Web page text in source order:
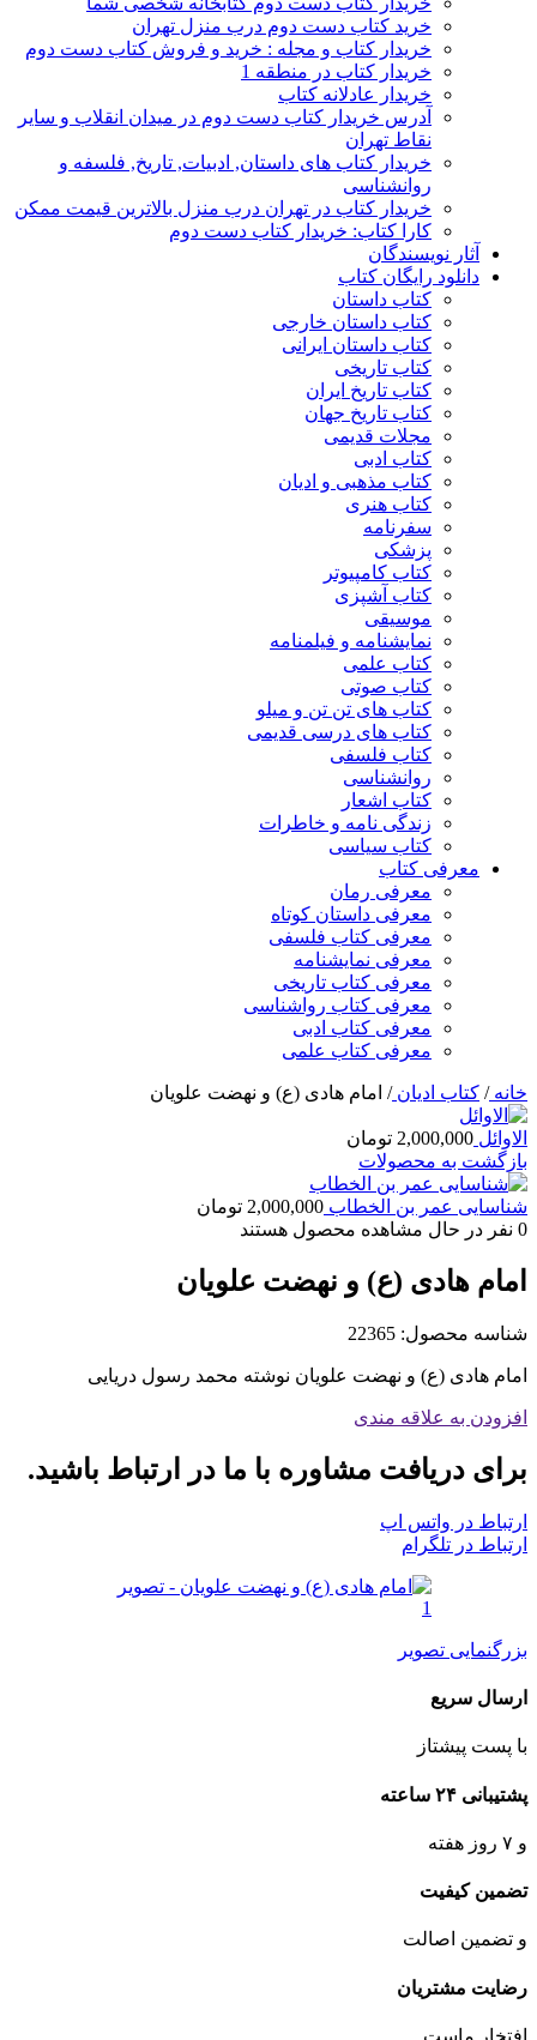
خرید کتاب دست دوم درب منزل تهران
خریدار کتاب و مجله : خرید و فروش کتاب دست دوم
خریدار کتاب در منطقه 1
خریدار عادلانه کتاب
آدرس خریدار کتاب دست دوم در میدان انقلاب و سایر
نقاط تهران
خریدار کتاب های داستان, ادبیات, تاریخ, فلسفه و
روانشناسی
خریدار کتاب در تهران درب منزل بالاترین قیمت ممکن
کارا کتاب: خریدار کتاب دست دوم
آثار نویسندگان
دانلود رایگان کتاب
کتاب داستان
کتاب داستان خارجی
کتاب داستان ایرانی
کتاب تاریخی
کتاب تاریخ ایران
کتاب تاریخ جهان
مجلات قدیمی
کتاب ادبی
کتاب مذهبی و ادیان
کتاب هنری
سفرنامه
پزشکی
کتاب کامپیوتر
کتاب آشپزی
موسیقی
نمایشنامه و فیلمنامه
کتاب علمی
کتاب صوتی
کتاب های تن تن و میلو
کتاب های درسی قدیمی
کتاب فلسفی
روانشناسی
کتاب اشعار
زندگی نامه و خاطرات
کتاب سیاسی
معرفی کتاب
معرفی رمان
معرفی داستان کوتاه
معرفی کتاب فلسفی
معرفی نمایشنامه
معرفی کتاب تاریخی
معرفی کتاب رواشناسی
معرفی کتاب ادبی
معرفی کتاب علمی
خانه/ کتاب ادیان/ امام هادی (ع) و نهضت علویان
الاوائل 2,000,000 تومان
بازگشت به محصولات
شناسایی عمر بن الخطاب 2,000,000 تومان
0 نفر در حال مشاهده محصول هستند
امام هادی (ع) و نهضت علویان
شناسه محصول: 22365
امام هادی (ع) و نهضت علویان نوشته محمد رسول دریایی
افزودن به علاقه مندی
برای دریافت مشاوره با ما در ارتباط باشید.
ارتباط در واتس اپ
ارتباط در تلگرام
بزرگنمایی تصویر
ارسال سریع
با پست پیشتاز
پشتیبانی ۲۴ ساعته
و ۷ روز هفته
تضمین کیفیت
و تضمین اصالت
رضایت مشتریان
افتخار ماست